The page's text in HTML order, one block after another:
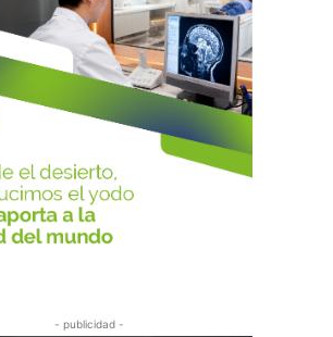
- publicidad -